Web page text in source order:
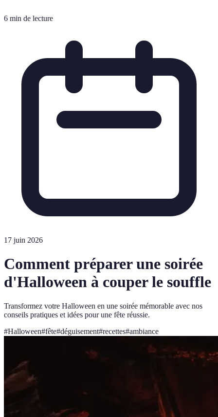
6 min de lecture
17 juin 2026
Comment préparer une soirée
d'Halloween à couper le souffle
Transformez votre Halloween en une soirée mémorable avec nos
conseils pratiques et idées pour une fête réussie.
#Halloween#fête#déguisement#recettes#ambiance